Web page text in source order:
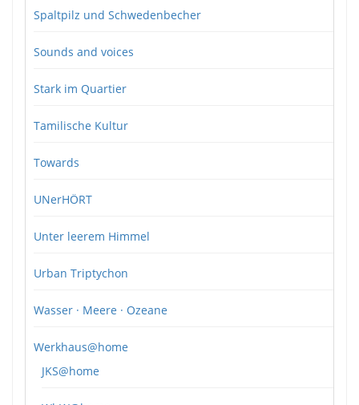
Spaltpilz und Schwedenbecher
Sounds and voices
Stark im Quartier
Tamilische Kultur
Towards
UNerHÖRT
Unter leerem Himmel
Urban Triptychon
Wasser · Meere · Ozeane
Werkhaus@home
JKS@home